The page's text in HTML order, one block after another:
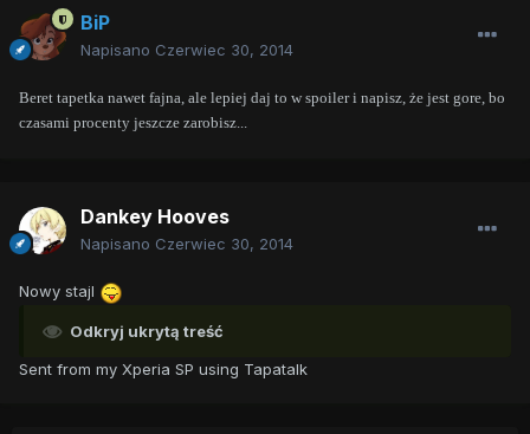
BiP
Napisano Czerwiec 30, 2014
Beret tapetka nawet fajna, ale lepiej daj to w spoiler i napisz, że jest gore, bo
czasami procenty jeszcze zarobisz...
Dankey Hooves
Napisano Czerwiec 30, 2014
Nowy stajl
Odkryj ukrytą treść
Sent from my Xperia SP using Tapatalk